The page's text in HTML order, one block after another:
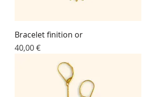
Bracelet finition or
Prix
40,00 €